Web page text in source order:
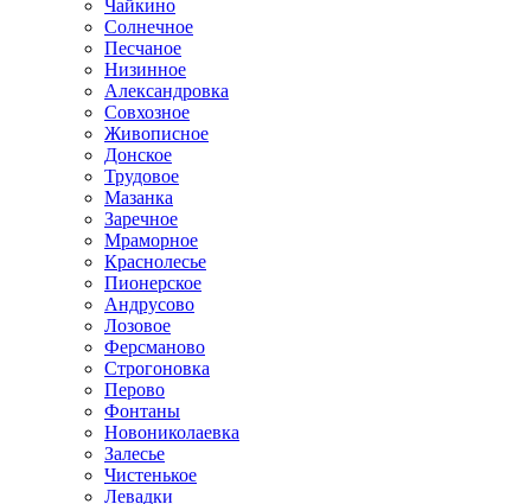
Чайкино
Солнечное
Песчаное
Низинное
Александровка
Совхозное
Живописное
Донское
Трудовое
Мазанка
Заречное
Мраморное
Краснолесье
Пионерское
Андрусово
Лозовое
Ферсманово
Строгоновка
Перово
Фонтаны
Новониколаевка
Залесье
Чистенькое
Левадки